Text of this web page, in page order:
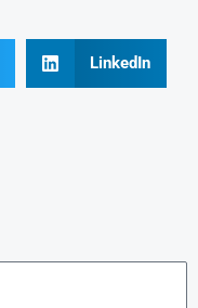
LinkedIn